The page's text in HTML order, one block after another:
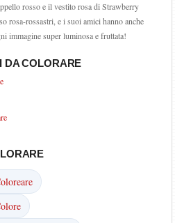
rosso e il vestito rosa di Strawberry
rosa-rossastri, e i suoi amici hanno anche
immagine super luminosa e fruttata!
DA COLORARE